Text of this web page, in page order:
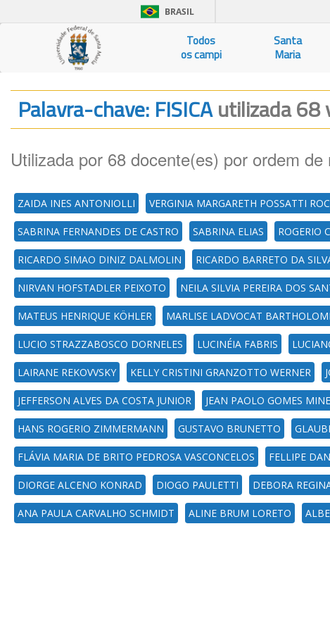
BRASIL
Todos
os campi
Santa
Maria
Palavra-chave: FISICAutilizada 68
Utilizada por 68 docente(es) por ordem de
ZAIDA INES ANTONIOLLI VERGINIA MARGARETH POSSATTI
SABRINA FERNANDES DE CASTRO SABRINA ELIAS ROGERIO
RICARDO SIMAO DINIZ DALMOLIN RICARDO BARRETO DA
NIRVAN HOFSTADLER PEIXOTO NEILA SILVIA PEREIRA DOS
MATEUS HENRIQUE KÖHLER MARLISE LADVOCAT
LUCIO STRAZZABOSCO DORNELES LUCINÉIA FABRIS
LAIRANE REKOVVSKY KELLY CRISTINI GRANZOTTO WERNER
JEFFERSON ALVES DA COSTA JUNIOR JEAN PAOLO GOMES
HANS ROGERIO ZIMMERMANN GUSTAVO BRUNETTO
FLÁVIA MARIA DE BRITO PEDROSA VASCONCELOS FELLIPE
DIORGE ALCENO KONRAD DIOGO PAULETTI DEBORA
ANA PAULA CARVALHO SCHMIDT ALINE BRUM LORETO